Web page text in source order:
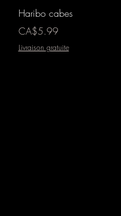
Aperçu rapide
Haribo cabes
Prix
CA$5.99
Livraison gratuite